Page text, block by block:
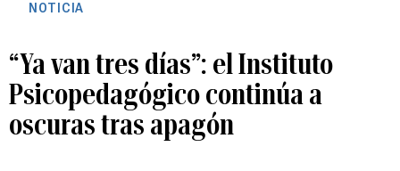
NOTICIA
“Ya van tres días”: el Instituto
Psicopedagógico continúa a
oscuras tras apagón